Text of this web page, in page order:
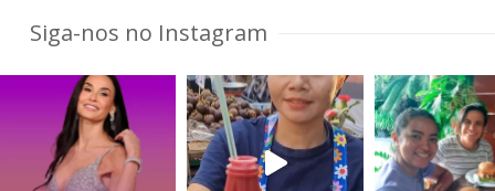
Siga-nos no Instagram